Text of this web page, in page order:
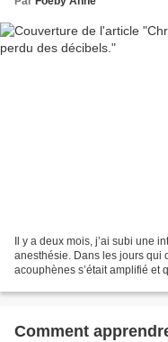
Il y a deux mois, j’ai subi une
anesthésie. Dans les jours qui
acouphènes s’était amplifié et
Comment